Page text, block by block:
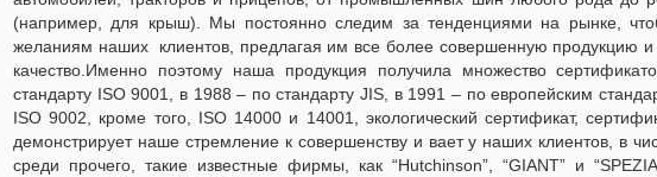
(например, для крыш). Мы постоянно следим за тенденциями на рынке,
желаниям наших клиентов, предлагая им все более совершенную продукцию и
качество.Именно поэтому наша продукция получила множество
стандарту ISO 9001, в 1988 – по стандарту JIS, в 1991 – по европейским
ISO 9002, кроме того, ISO 14000 и 14001, экологический сертификат,
демонстрирует наше стремление к совершенству и вает у наших клиентов, в
среди прочего, такие известные фирмы, как “Hutchinson”, “GIANT” и